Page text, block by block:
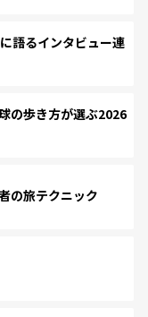
語るインタビュー連
の歩き方が選ぶ2026
の旅テクニック